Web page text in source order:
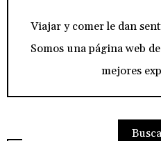
Viajar y comer le dan
Somos una página web
mejores